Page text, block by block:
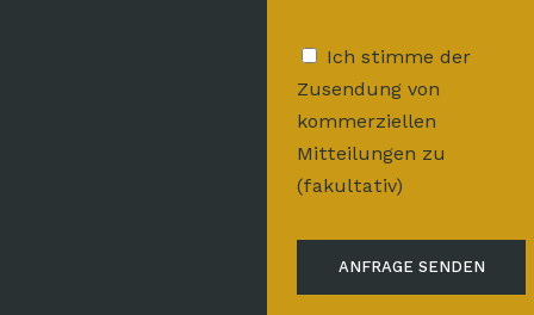
Ich stimme der
Zusendung von
kommerziellen
Mitteilungen zu
(fakultativ)